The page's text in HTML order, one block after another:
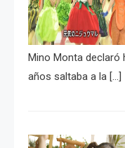
Mino Monta declaró
años saltaba a la […]